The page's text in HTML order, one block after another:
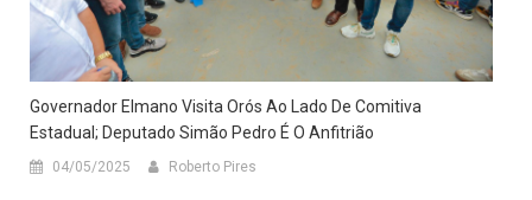
Governador Elmano Visita Orós Ao Lado De Comitiva
Estadual; Deputado Simão Pedro É O Anfitrião
04/05/2025 Roberto Pires